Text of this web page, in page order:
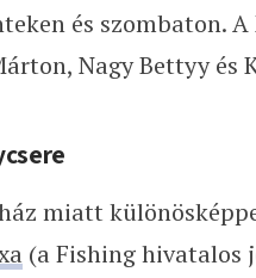
és szombaton.
Nagy Bettyy
miatt
(a Fishing hivatalos